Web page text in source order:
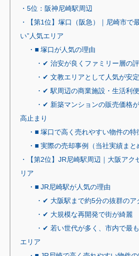
・5位：阪神尼崎駅周辺
・【第1位】塚口（阪急）｜尼崎市で
い”人気エリア
・■ 塚口が人気の理由
・✔ 治安が良くファミリー層の
・✔ 文教エリアとして人気が安定
・✔ 駅周辺の商業施設・生活利
・✔ 新築マンションの販売価格
高止まり
・■ 塚口で高く売れやすい物件の特
・■ 実際の売却事例（当社実績まと
・【第2位】JR尼崎駅周辺｜大阪アク
リア
・■ JR尼崎駅が人気の理由
・✔ 大阪駅まで約5分の抜群のア
・✔ 大規模な再開発で街が綺麗
・✔ 若い世代が多く、市内で最
エリア